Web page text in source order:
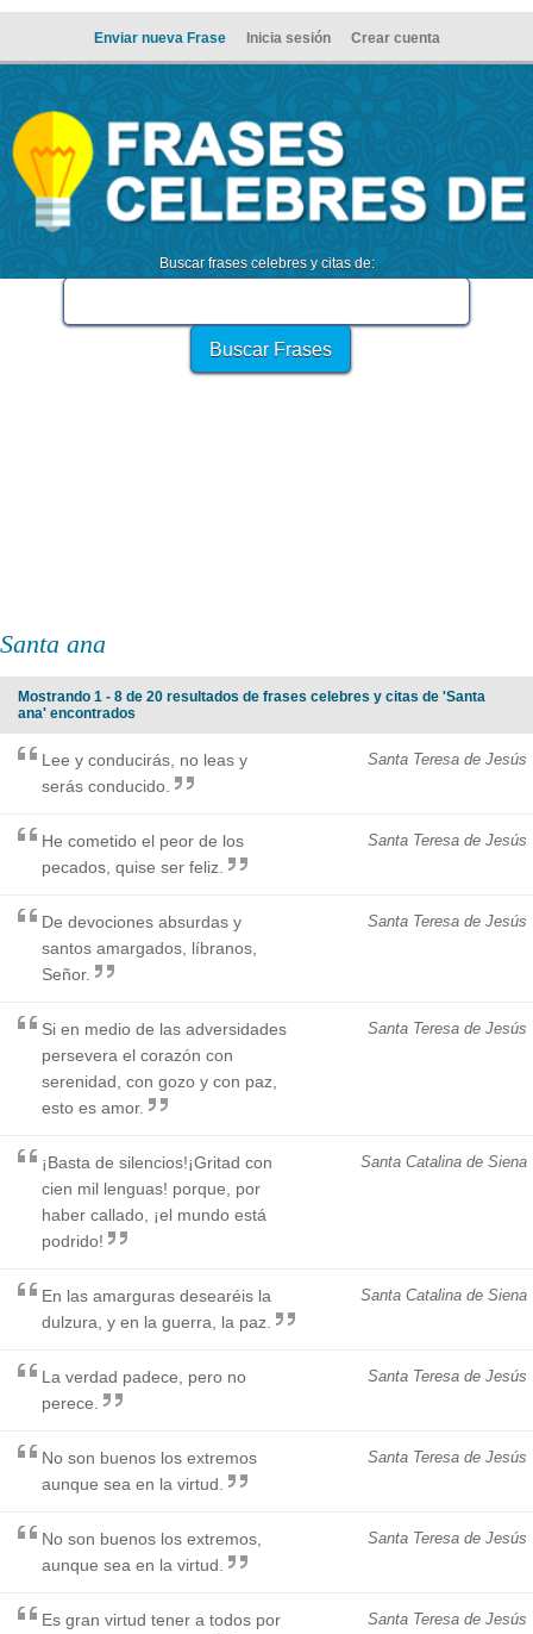
Enviar nueva Frase Inicia sesión Crear cuenta
Buscar frases celebres y citas de:
Santa ana
Mostrando 1 - 8 de 20 resultados de frases celebres y citas de 'Santa
ana' encontrados
Santa Teresa de Jesús
Lee y conducirás, no leas y
serás conducido.
Santa Teresa de Jesús
He cometido el peor de los
pecados, quise ser feliz.
Santa Teresa de Jesús
De devociones absurdas y
santos amargados, líbranos,
Señor.
Santa Teresa de Jesús
Si en medio de las adversidades
persevera el corazón con
serenidad, con gozo y con paz,
esto es amor.
Santa Catalina de Siena
¡Basta de silencios!¡Gritad con
cien mil lenguas! porque, por
haber callado, ¡el mundo está
podrido!
Santa Catalina de Siena
En las amarguras desearéis la
dulzura, y en la guerra, la paz.
Santa Teresa de Jesús
La verdad padece, pero no
perece.
Santa Teresa de Jesús
No son buenos los extremos
aunque sea en la virtud.
Santa Teresa de Jesús
No son buenos los extremos,
aunque sea en la virtud.
Santa Teresa de Jesús
Es gran virtud tener a todos por